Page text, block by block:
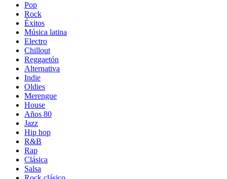
Pop
Rock
Éxitos
Música latina
Electro
Chillout
Reggaetón
Alternativa
Indie
Oldies
Merengue
House
Años 80
Jazz
Hip hop
R&B
Rap
Clásica
Salsa